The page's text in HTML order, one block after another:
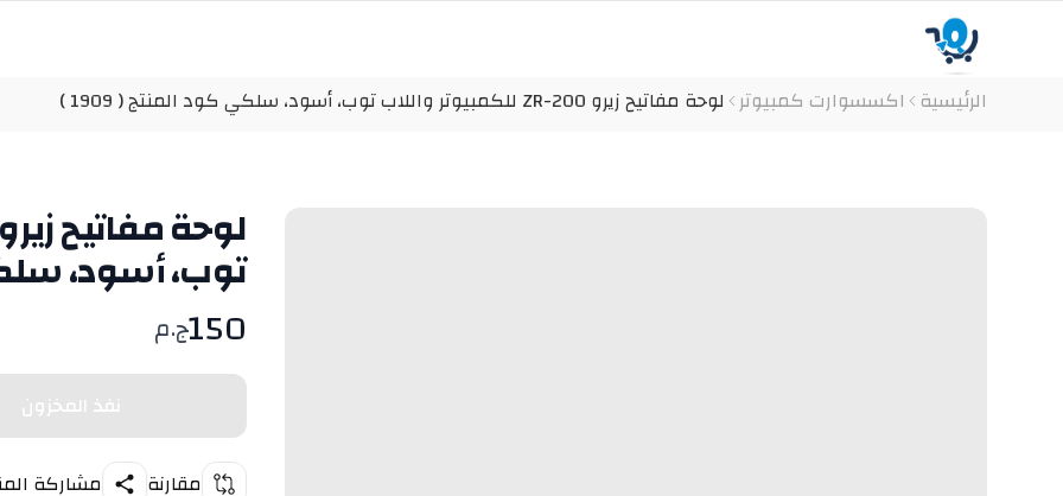
الرئيسية اكسسوارت كمبيوتر لوحة مفاتيح زيرو ZR-200 للكمبيوتر واللاب توب، أسود، سلكي كود المنتج ( 1909 )
توب، أسود، سلكي
150ج.م
نفذ المخزون
مقارنة مشاركة